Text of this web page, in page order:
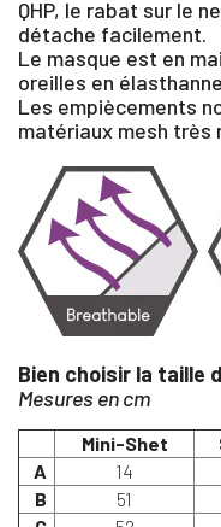
QHP, le rabat sur le
détache facilement.
Le masque est en
oreilles en
Les empiècements
matériaux mesh très
Bien choisir la taille
Mesures en cm
Mini-Shet
A
14
B
51